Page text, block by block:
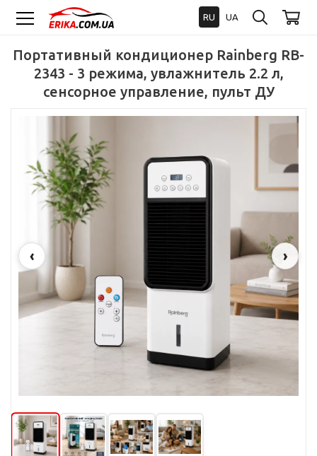
RU UA
Портативный кондиционер Rainberg RB-
2343 - 3 режима, увлажнитель 2.2 л,
сенсорное управление, пульт ДУ
‹ ›